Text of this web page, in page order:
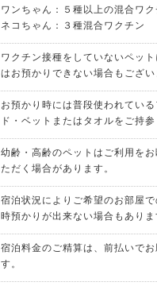
ワンちゃん：５種以上の混合ワク
ネコちゃん：３種混合ワクチン
ワクチン接種をしていないペッ
はお預かりできない場合もござい
お預かり時には普段使われてい
ド・ベットまたはタオルをご持参
幼齢・高齢のペットはご利用を
ただく場合があります。
宿泊状況によりご希望のお部屋
時預かりが出来ない場合もありま
宿泊料金のご精算は、前払いでお
す。